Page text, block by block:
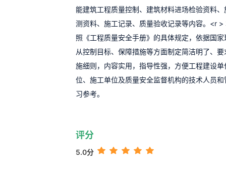
能建筑工程质量控制、建筑材料进场检验资料
测资料、施工记录、质量验收记录等内容。<r >
照《工程质量安全手册》的具体规定，依据国
从控制目标、保障措施等方面制定简洁明了、
施细则，内容实用，指导性强，方便工程建设
位、施工单位及质量安全监督机构的技术人员
习参考。
评分
5.0分